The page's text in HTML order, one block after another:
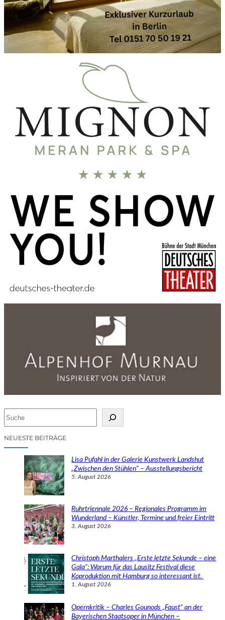
cNEUESTE BEITRÄGE
Lisa Pufahl in der Galerie Kunstwerk Landshut
„Zwischen den Stühlen“ – Ausstellungsbericht
5. August 2026
Ruhrtriennale 2026 – Regionales Programm im
Wunderland – Künstler, Termine und freier Eintritt
3. August 2026
Christoph Marthalers „Erste letzte Sekunde – eine
Gala“: Warum für das Lausitz Festival diese
Koproduktion mit Hamburg so interessant ist.
1. August 2026
Opernkritik – Charles Gounods „Faust“ an der
Bayerischen Staatsoper in München –